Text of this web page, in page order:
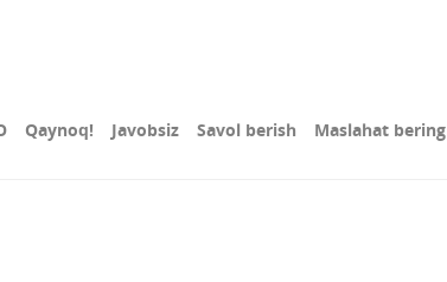
Qaynoq! Javobsiz Savol berish Maslahat bering